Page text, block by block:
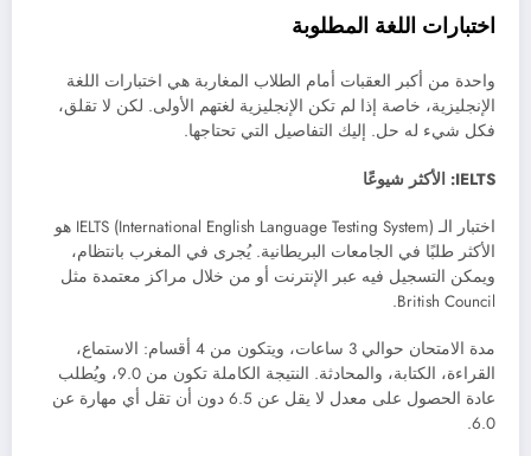
اختبارات اللغة المطلوبة
واحدة من أكبر العقبات أمام الطلاب المغاربة هي اختبارات اللغة
الإنجليزية، خاصة إذا لم تكن الإنجليزية لغتهم الأولى. لكن لا تقلق،
فكل شيء له حل. إليك التفاصيل التي تحتاجها.
IELTS: الأكثر شيوعًا
اختبار الـ IELTS (International English Language Testing System) هو
الأكثر طلبًا في الجامعات البريطانية. يُجرى في المغرب بانتظام،
ويمكن التسجيل فيه عبر الإنترنت أو من خلال مراكز معتمدة مثل
British Council.
مدة الامتحان حوالي 3 ساعات، ويتكون من 4 أقسام: الاستماع،
القراءة، الكتابة، والمحادثة. النتيجة الكاملة تكون من 9.0، ويُطلب
عادة الحصول على معدل لا يقل عن 6.5 دون أن تقل أي مهارة عن
6.0.